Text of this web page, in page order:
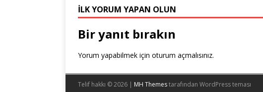
İLK YORUM YAPAN OLUN
Bir yanıt bırakın
Yorum yapabilmek için oturum açmalısınız.
Telif hakkı © 2026 | MH Themestarafından WordPress teması